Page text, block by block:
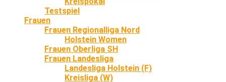
Testspiel
Frauen
Frauen Regionalliga Nord
Holstein Women
Frauen Oberliga SH
Frauen Landesliga
Landesliga Holstein (F)
Kreisliga (W)